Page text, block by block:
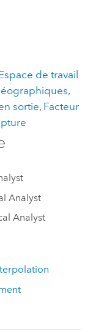
de travail
,
sortie, Facteur
Analyst
Analyst